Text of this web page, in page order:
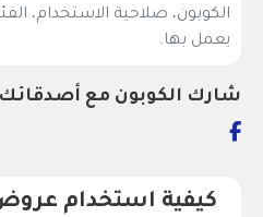
الكوبون، صلاحية الاستخدام،
يعمل بها.
شارك الكوبون مع أصدقائك
كيفية استخدام